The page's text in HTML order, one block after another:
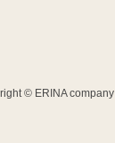
© ERINA company